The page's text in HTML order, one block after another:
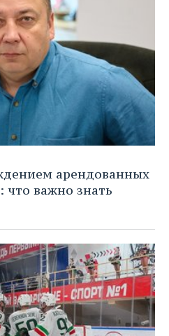
арендованных
что важно знать